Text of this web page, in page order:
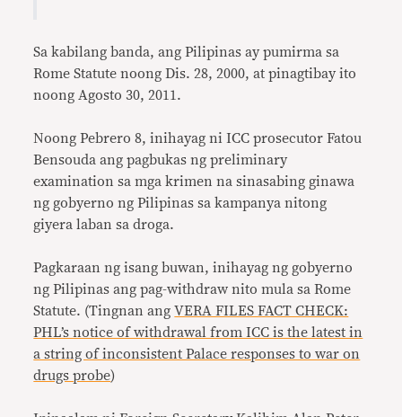
Sa kabilang banda, ang Pilipinas ay pumirma sa
Rome Statute noong Dis. 28, 2000, at pinagtibay ito
noong Agosto 30, 2011.
Noong Pebrero 8, inihayag ni ICC prosecutor Fatou
Bensouda ang pagbukas ng preliminary
examination sa mga krimen na sinasabing ginawa
ng gobyerno ng Pilipinas sa kampanya nitong
giyera laban sa droga.
Pagkaraan ng isang buwan, inihayag ng gobyerno
ng Pilipinas ang pag-withdraw nito mula sa Rome
Statute. (Tingnan angVERA FILES FACT CHECK:
PHL’s notice of withdrawal from ICC is the latest in
a string of inconsistent Palace responses to war on
drugs probe)